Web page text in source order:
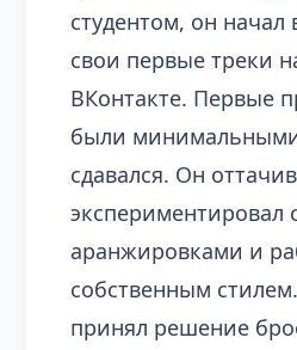
студентом, он начал
свои первые треки
ВКонтакте. Первые
были
сдавался. Он
экспериментировал
аранжировками и
собственным
принял решение